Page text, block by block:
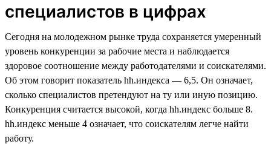
специалистов в цифрах
Сегодня на молодежном рынке труда сохраняется умеренный
уровень конкуренции за рабочие места и наблюдается
здоровое соотношение между работодателями и соискателями.
Об этом говорит показатель hh.индекса — 6,5. Он означает,
сколько специалистов претендуют на ту или иную позицию.
Конкуренция считается высокой, когда hh.индекс больше 8.
hh.индекс меньше 4 означает, что соискателям легче найти
работу.